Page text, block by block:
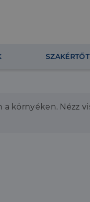
környéken. Nézz